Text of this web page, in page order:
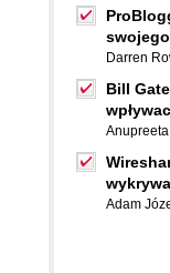
Darren
Bill
Adam